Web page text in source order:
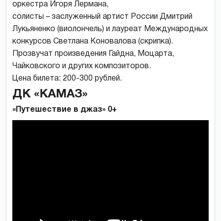
оркестра Игоря Лермана,
солисты – заслуженный артист России Дмитрий
Лукьяненко (виолончель) и лауреат Международных
конкурсов Светлана Коновалова (скрипка).
Прозвучат произведения Гайдна, Моцарта,
Чайковского и других композиторов.
Цена билета: 200-300 рублей.
ДК «КАМАЗ»
«Путешествие в джаз» 0+